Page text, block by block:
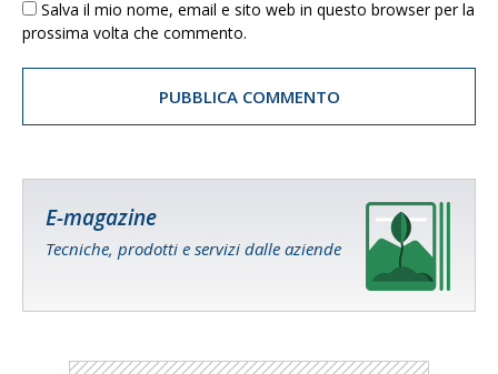
Salva il mio nome, email e sito web in questo browser per la
prossima volta che commento.
E-magazine
Tecniche, prodotti e servizi dalle aziende